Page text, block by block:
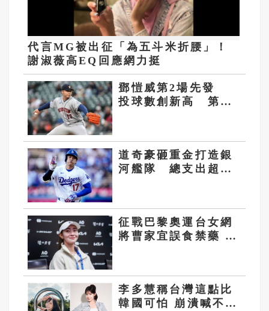
代言MG被出征「為五斗米折腰」！
謝淑薇高EQ回應網力挺
鄧愷威第2場先發
投球數創新高 第4
道奇豪砸重金打造銀
河艦隊 總支出超越
征戰巴黎奧運台女網
將曹家宜誤食禁藥 遭
李多慧稱台灣這點比
韓國可怕 崩潰喊不舒